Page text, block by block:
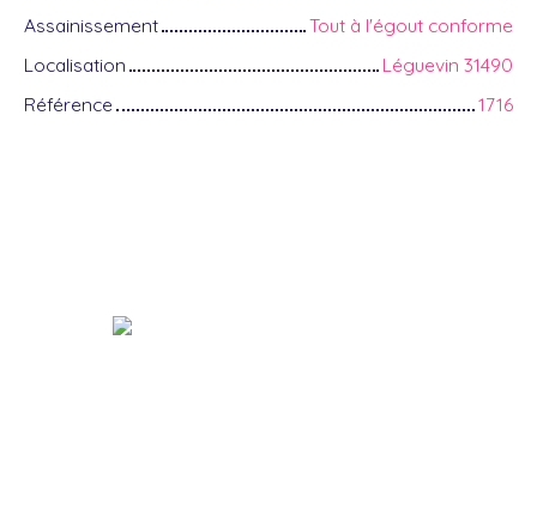
Assainissement
Tout à l'égout conforme
Localisation
Léguevin 31490
Référence
1716